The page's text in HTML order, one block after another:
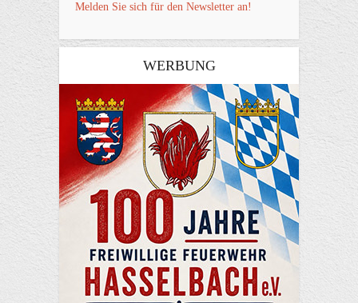
Melden Sie sich für den Newsletter an!
WERBUNG